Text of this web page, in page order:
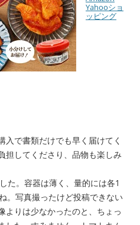
Yahooショ
ッピング
入で書類だけでも早く届けてく
担してくださり、品物も楽しみ
た。容器は薄く、量的には各1
。写真撮ったけど投稿できない
よりは少なかったのと、ちょっ